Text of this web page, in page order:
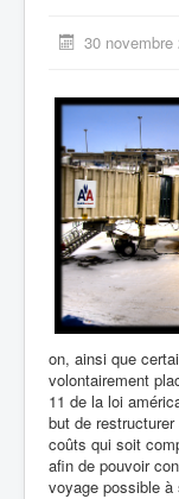
Drones
30 novembre
on, ainsi que
volontairement
11 de la loi
but de
coûts qui soit
afin de pouvoir
voyage possible